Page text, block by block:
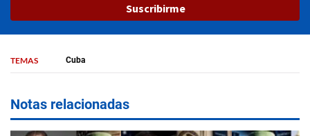
Suscribirme
TEMAS Cuba
Notas relacionadas